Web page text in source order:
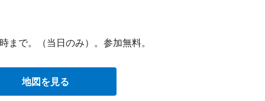
で。（当日のみ）。参加無料。
地図を見る